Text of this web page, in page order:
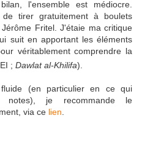
l'ensemble est médiocre.
tirer gratuitement à boulets
Fritel. J'étaie ma critique
suit en apportant les éléments
véritablement comprendre la
; Dawlat al-Khilifa).
(en particulier en ce qui
je recommande le
via ce lien